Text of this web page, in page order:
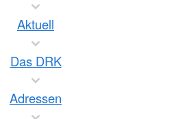
Aktuell
Das DRK
Adressen